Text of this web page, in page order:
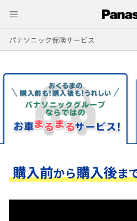
パナソニック保険サービス